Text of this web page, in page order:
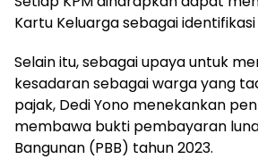
Kartu Keluarga sebagai identifikasi
Selain itu, sebagai upaya untuk
kesadaran sebagai warga yang
pajak, Dedi Yono menekankan
membawa bukti pembayaran
Bangunan (PBB) tahun 2023.